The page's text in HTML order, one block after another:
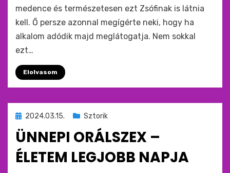
medence és természetesen ezt Zsófinak is látnia
kell. Ő persze azonnal megígérte neki, hogy ha
alkalom adódik majd meglátogatja. Nem sokkal
ezt…
Elolvasom
Beküldve
ide
2024.03.15. Sztorik
ÜNNEPI ORÁLSZEX –
ÉLETEM LEGJOBB NAPJA